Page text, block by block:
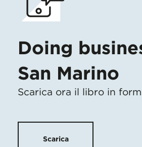
Doing
San Marino
Scarica ora il libro in
Scarica